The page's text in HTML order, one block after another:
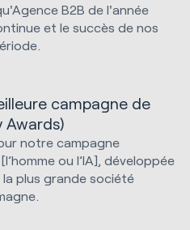
B2B de l'année
et le succès de nos
campagne de
Awards)
notre campagne
ou l’IA], développée
plus grande société